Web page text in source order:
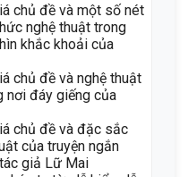
chủ đề và một số nét
nghệ thuật trong
khắc khoải của
chủ đề và nghệ thuật
nơi đáy giếng của
chủ đề và đặc sắc
của truyện ngắn
giả Lữ Mai